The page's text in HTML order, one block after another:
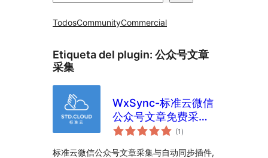
TodosCommunityCommercial
Etiqueta del plugin: 公众号文章
采集
WxSync-标准云微信
公众号文章免费采集-
任意公众号自动采集
(1 total
de
)
标准云微信公众号文章采集与自动同步插件,